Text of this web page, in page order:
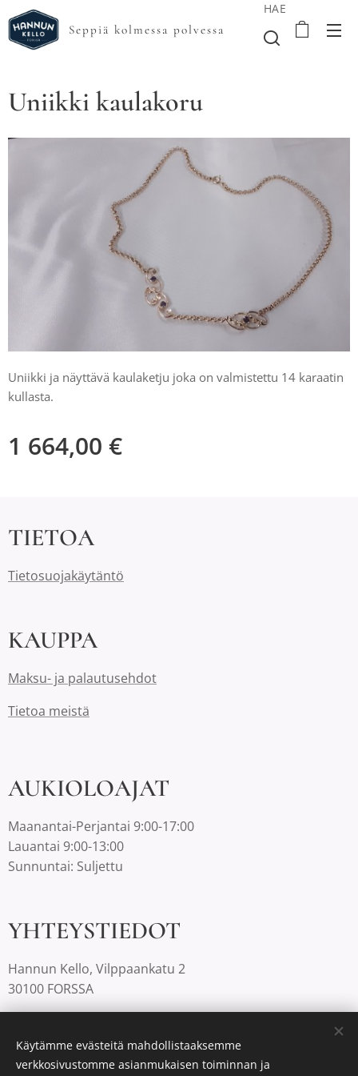
Seppiä kolmessa polvessa
HAE
Uniikki kaulakoru
Uniikki ja näyttävä kaulaketju joka on valmistettu 14 karaatin
kullasta.
1 664,00 €
TIETOA
Tietosuojakäytäntö
KAUPPA
Maksu- ja palautusehdot
Tietoa meistä
AUKIOLOAJAT
Maanantai-Perjantai 9:00-17:00
Lauantai 9:00-13:00
Sunnuntai: Suljettu
YHTEYSTIEDOT
Hannun Kello, Vilppaankatu 2
30100 FORSSA
Käytämme evästeitä mahdollistaaksemme
verkkosivustomme asianmukaisen toiminnan ja